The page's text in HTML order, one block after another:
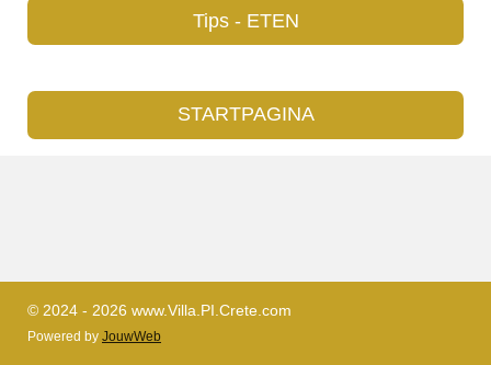
Tips - ETEN
STARTPAGINA
© 2024 - 2026 www.Villa.PI.Crete.com
Powered by JouwWeb